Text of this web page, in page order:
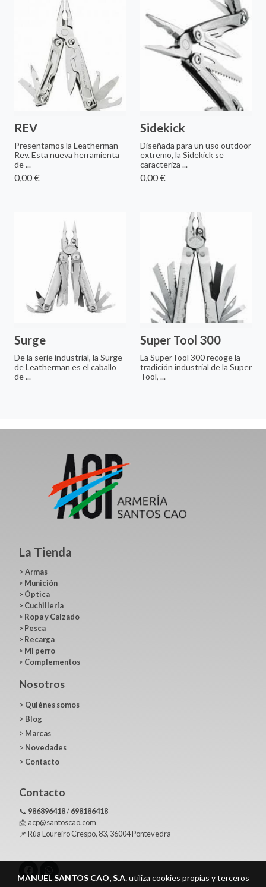
REV
Presentamos la Leatherman
Rev. Esta nueva herramienta
de ...
0,00 €
Sidekick
Diseñada para un uso outdoor
extremo, la Sidekick se
caracteriza ...
0,00 €
Surge
De la serie industrial, la Surge
de Leatherman es el caballo
de ...
Super Tool 300
La SuperTool 300 recoge la
tradición industrial de la Super
Tool, ...
La Tienda
>Armas
> Munición
> Óptica
> Cuchillería
> Ropa y Calzado
> Pesca
> Recarga
> Mi perro
> Complementos
Nosotros
> Quiénes somos
> Blog
> Marcas
> Novedades
> Contacto
Contacto
📞 986896418/698186418
📩 acp@santoscao.com
📌 Rúa Loureiro Crespo, 83, 36004 Pontevedra
MANUEL SANTOS CAO, S.A.utiliza cookies propias y terceros